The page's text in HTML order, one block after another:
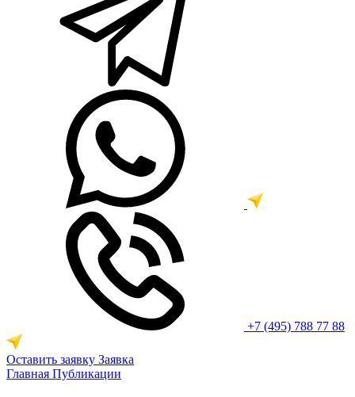
+7 (495) 788 77 88
Оставить заявку Заявка
Главная Публикации